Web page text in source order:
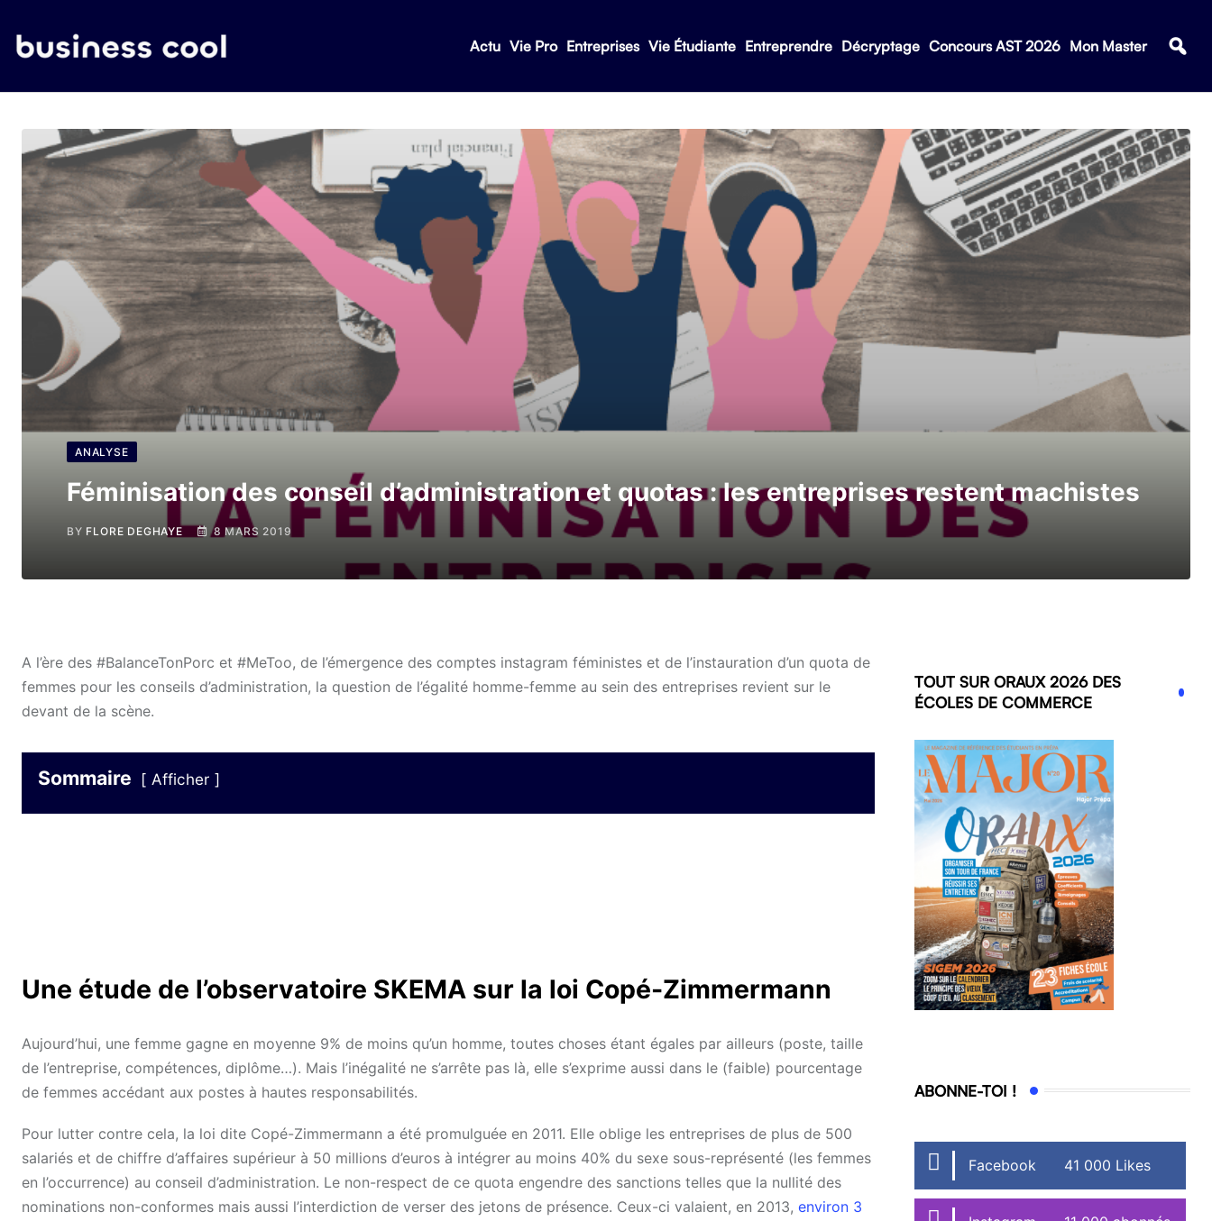
Actu Vie Pro Entreprises Vie Étudiante Entreprendre Décryptage Concours AST 2026 Mon Master
ANALYSE
Féminisation des conseil d’administration et quotas : les entreprises restent machistes
BY FLORE DEGHAYE 8 MARS 2019
A l’ère des #BalanceTonPorc et #MeToo, de l’émergence des comptes instagram féministes et de l’instauration d’un quota de
femmes pour les conseils d’administration, la question de l’égalité homme-femme au sein des entreprises revient sur le
devant de la scène.
Sommaire Afficher
Une étude de l’observatoire SKEMA sur la loi Copé-Zimmermann
Aujourd’hui, une femme gagne en moyenne 9% de moins qu’un homme, toutes choses étant égales par ailleurs (poste, taille
de l’entreprise, compétences, diplôme…). Mais l’inégalité ne s’arrête pas là, elle s’exprime aussi dans le (faible) pourcentage
de femmes accédant aux postes à hautes responsabilités.
Pour lutter contre cela, la loi dite Copé-Zimmermann a été promulguée en 2011. Elle oblige les entreprises de plus de 500
salariés et de chiffre d’affaires supérieur à 50 millions d’euros à intégrer au moins 40% du sexe sous-représenté (les femmes
en l’occurrence) au conseil d’administration. Le non-respect de ce quota engendre des sanctions telles que la nullité des
nominations non-conformes mais aussi l’interdiction de verser des jetons de présence. Ceux-ci valaient, en 2013, environ 3
TOUT SUR ORAUX 2026 DES
ÉCOLES DE COMMERCE
ABONNE-TOI !
Facebook 41 000 Likes